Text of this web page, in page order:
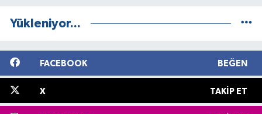
Yükleniyor...
FACEBOOK BEĞEN
X TAKIP ET